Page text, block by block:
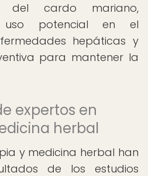
del cardo mariano,
uso potencial en el
hepáticas y
para mantener la
expertos en
herbal
y medicina herbal han
de los estudios